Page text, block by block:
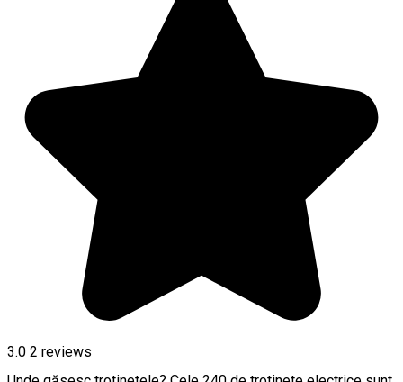
3.0 2 reviews